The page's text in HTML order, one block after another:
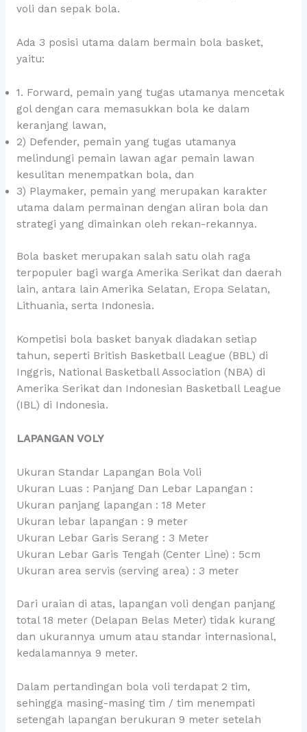
voli dan sepak bola.
Ada 3 posisi utama dalam bermain bola basket,
yaitu:
1. Forward, pemain yang tugas utamanya mencetak
gol dengan cara memasukkan bola ke dalam
keranjang lawan,
2) Defender, pemain yang tugas utamanya
melindungi pemain lawan agar pemain lawan
kesulitan menempatkan bola, dan
3) Playmaker, pemain yang merupakan karakter
utama dalam permainan dengan aliran bola dan
strategi yang dimainkan oleh rekan-rekannya.
Bola basket merupakan salah satu olah raga
terpopuler bagi warga Amerika Serikat dan daerah
lain, antara lain Amerika Selatan, Eropa Selatan,
Lithuania, serta Indonesia.
Kompetisi bola basket banyak diadakan setiap
tahun, seperti British Basketball League (BBL) di
Inggris, National Basketball Association (NBA) di
Amerika Serikat dan Indonesian Basketball League
(IBL) di Indonesia.
LAPANGAN VOLY
Ukuran Standar Lapangan Bola Voli
Ukuran Luas : Panjang Dan Lebar Lapangan :
Ukuran panjang lapangan : 18 Meter
Ukuran lebar lapangan : 9 meter
Ukuran Lebar Garis Serang : 3 Meter
Ukuran Lebar Garis Tengah (Center Line) : 5cm
Ukuran area servis (serving area) : 3 meter
Dari uraian di atas, lapangan voli dengan panjang
total 18 meter (Delapan Belas Meter) tidak kurang
dan ukurannya umum atau standar internasional,
kedalamannya 9 meter.
Dalam pertandingan bola voli terdapat 2 tim,
sehingga masing-masing tim / tim menempati
setengah lapangan berukuran 9 meter setelah